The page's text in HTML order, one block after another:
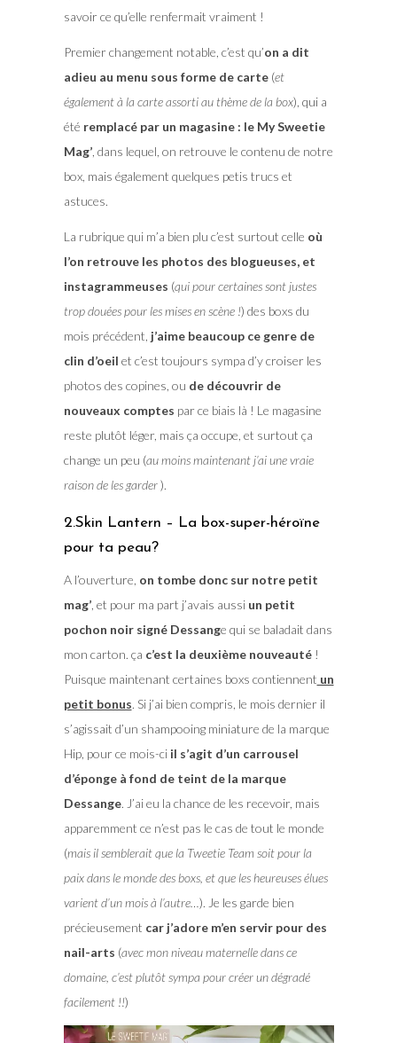
savoir ce qu’elle renfermait vraiment !
Premier changement notable, c’est qu’on a dit
adieu au menu sous forme de carte(et
également à la carte assorti au thème de la box), qui a
été remplacé par un magasine : le My Sweetie
Mag’, dans lequel, on retrouve le contenu de notre
box, mais également quelques petis trucs et
astuces.
La rubrique qui m’a bien plu c’est surtout celle où
l’on retrouve les photos des blogueuses, et
instagrammeuses (qui pour certaines sont justes
trop douées pour les mises en scène !) des boxs du
mois précédent, j’aime beaucoup ce genre de
clin d’oeil et c’est toujours sympa d’y croiser les
photos des copines, ou de découvrir de
nouveaux comptes par ce biais là ! Le magasine
reste plutôt léger, mais ça occupe, et surtout ça
change un peu (au moins maintenant j’ai une vraie
raison de les garder).
2.Skin Lantern – La box-super-héroïne
pour ta peau?
A l’ouverture, on tombe donc sur notre petit
mag’, et pour ma part j’avais aussi un petit
pochon noir signé Dessange qui se baladait dans
mon carton. ça c’est la deuxième nouveauté!
Puisque maintenant certaines boxs contiennent un
petit bonus. Si j’ai bien compris, le mois dernier il
s’agissait d’un shampooing miniature de la marque
Hip, pour ce mois-ci il s’agit d’un carrousel
d’éponge à fond de teint de la marque
Dessange. J’ai eu la chance de les recevoir, mais
apparemment ce n’est pas le cas de tout le monde
(mais il semblerait que la Tweetie Team soit pour la
paix dans le monde des boxs, et que les heureuses élues
varient d’un mois à l’autre…). Je les garde bien
précieusement car j’adore m’en servir pour des
nail-arts (avec mon niveau maternelle dans ce
domaine, c’est plutôt sympa pour créer un dégradé
facilement !!)